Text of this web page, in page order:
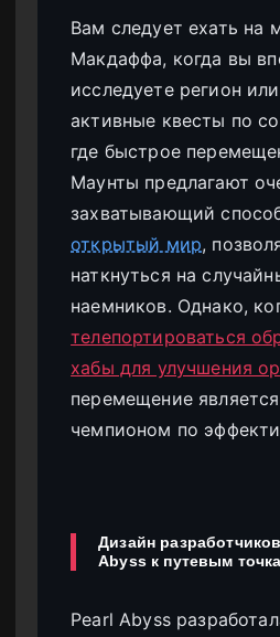
Вам следует ехать на
Макдаффа, когда вы
исследуете регион
активные квесты по
где быстрое
Маунты предлагают
захватывающий
открытый мир,
наткнуться на
наемников. Однако,
телепортироваться
хабы для улучшения
перемещение
чемпионом по
Дизайн
Abyss к путевым
Pearl Abyss